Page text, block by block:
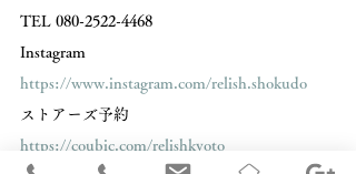
TEL 080-2522-4468
Instagram
https://www.instagram.com/relish.shokudo
ストアーズ予約
https://coubic.com/relishkyoto